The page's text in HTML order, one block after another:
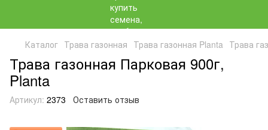
Каталог Трава газонная Трава газонная Planta Трава
Трава газонная Парковая 900г,
Planta
Артикул: 2373 Оставить отзыв